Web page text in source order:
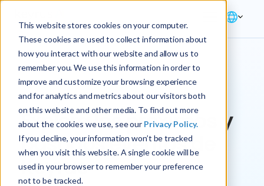
This website stores cookies on your computer.
These cookies are used to collect information about
how you interact with our website and allow us to
remember you. We use this information in order to
improve and customize your browsing experience
and for analytics and metrics about our visitors both
on this website and other media. To find out more
about the cookies we use, see our Privacy Policy.
If you decline, your information won’t be tracked
when you visit this website. A single cookie will be
used in your browser to remember your preference
not to be tracked.
Perspectivas → Eventos
Explora los próximos y
pasados eventos de
Keyrus